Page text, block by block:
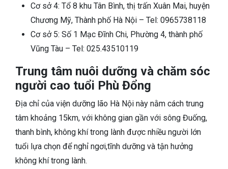
Cơ sở 4: Tổ 8 khu Tân Bình, thị trấn Xuân Mai, huyện
Chương Mỹ, Thành phố Hà Nội – Tel: 0965738118
Cơ sở 5: Số 1 Mạc Đĩnh Chi, Phường 4, thành phố
Vũng Tàu – Tel: 025.43510119
Trung tâm nuôi dưỡng và chăm sóc
người cao tuổi Phù Đổng
Địa chỉ của viện dưỡng lão Hà Nội này nằm cách trung
tâm khoảng 15km, với không gian gần với sông Đuống,
thanh bình, không khí trong lành được nhiều người lớn
tuổi lựa chọn để nghỉ ngơi,tĩnh dưỡng và tận hưởng
không khí trong lành.